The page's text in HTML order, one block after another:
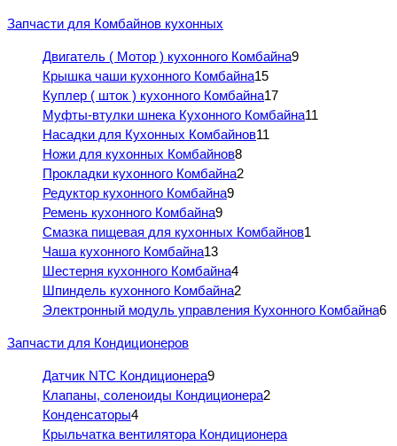
Запчасти для Комбайнов кухонных
Двигатель ( Мотор ) кухонного Комбайна9
Крышка чаши кухонного Комбайна15
Куплер ( шток ) кухонного Комбайна17
Муфты-втулки шнека Кухонного Комбайна11
Насадки для Кухонных Комбайнов11
Ножи для кухонных Комбайнов8
Прокладки кухонного Комбайна2
Редуктор кухонного Комбайна9
Ремень кухонного Комбайна9
Смазка пищевая для кухонных Комбайнов1
Чаша кухонного Комбайна13
Шестерня кухонного Комбайна4
Шпиндель кухонного Комбайна2
Электронный модуль управления Кухонного Комбайна6
Запчасти для Кондиционеров
Датчик NTC Кондиционера9
Клапаны, соленоиды Кондиционера2
Конденсаторы4
Крыльчатка вентилятора Кондиционера